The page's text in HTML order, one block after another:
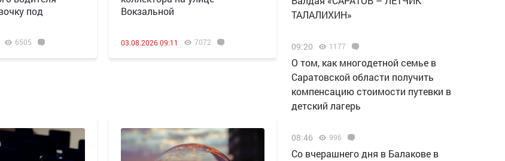
под
6505
Вокзальной
03.08.2026 09:11 7072
ТАЛАЛИХИН»
09:20 1177
О том, как многодетной семье в
Саратовской области получить
компенсацию стоимости путевки в
детский лагерь
08:46 996
Со вчерашнего дня в Балакове в